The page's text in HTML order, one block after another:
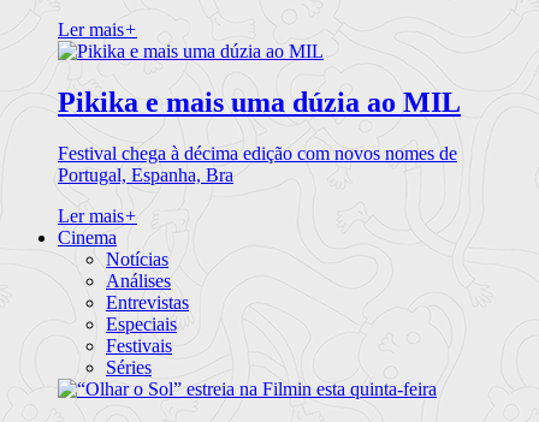
Ler mais+
Pikika e mais uma dúzia ao MIL
Festival chega à décima edição com novos nomes de
Portugal, Espanha, Bra
Ler mais+
Cinema
Notícias
Análises
Entrevistas
Especiais
Festivais
Séries